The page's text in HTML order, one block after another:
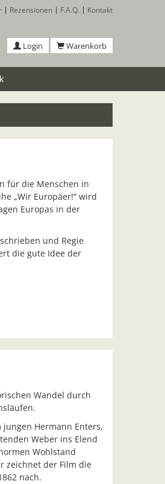
Rezensionen F.A.Q. Kontakt
Login Warenkorb
für die Menschen in
„Wir Europäer!“ wird
Europas in der
und Regie
die gute Idee der
Wandel durch
jungen Hermann Enters,
Weber ins Elend
Wohlstand
zeichnet der Film die
nach.